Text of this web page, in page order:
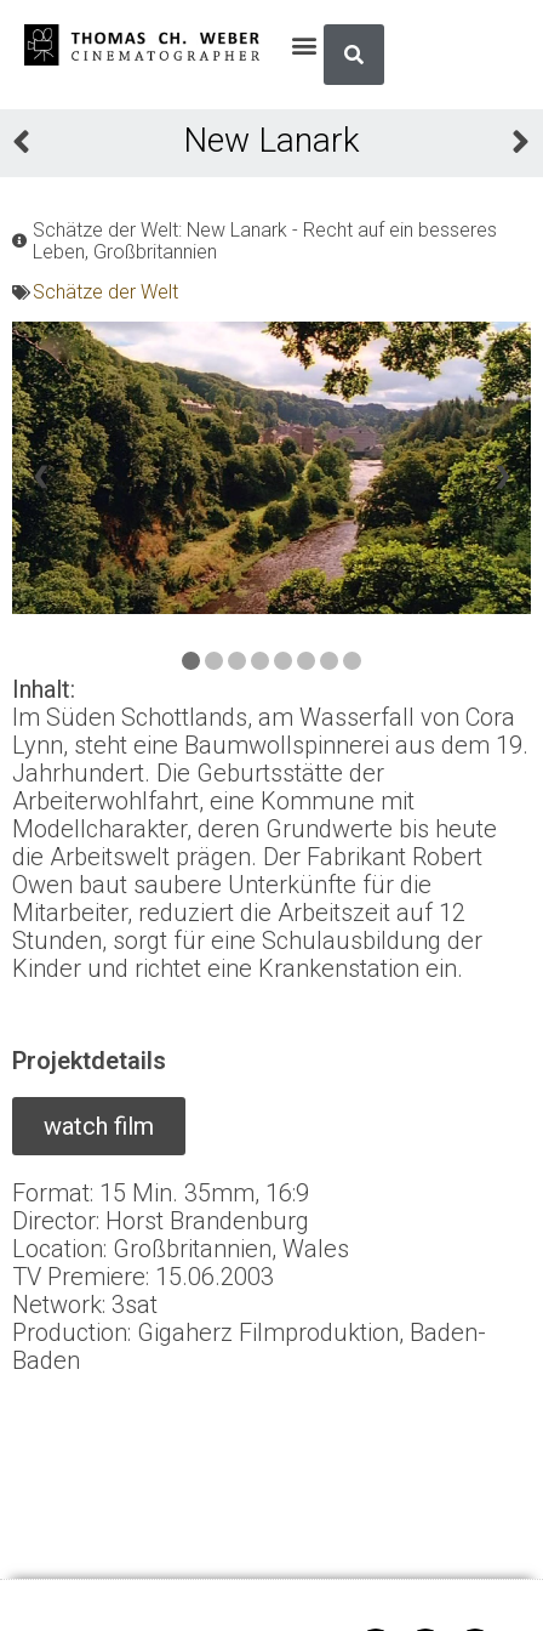
New Lanark
Schätze der Welt: New Lanark - Recht auf ein besseres
Leben, Großbritannien
Schätze der Welt
❮ ❯
Inhalt:
Im Süden Schottlands, am Wasserfall von Cora
Lynn, steht eine Baumwollspinnerei aus dem 19.
Jahrhundert. Die Geburtsstätte der
Arbeiterwohlfahrt, eine Kommune mit
Modellcharakter, deren Grundwerte bis heute
die Arbeitswelt prägen. Der Fabrikant Robert
Owen baut saubere Unterkünfte für die
Mitarbeiter, reduziert die Arbeitszeit auf 12
Stunden, sorgt für eine Schulausbildung der
Kinder und richtet eine Krankenstation ein.
Projektdetails
watch film
Format: 15 Min. 35mm, 16:9
Director: Horst Brandenburg
Location: Großbritannien, Wales
TV Premiere: 15.06.2003
Network: 3sat
Production: Gigaherz Filmproduktion, Baden-
Baden